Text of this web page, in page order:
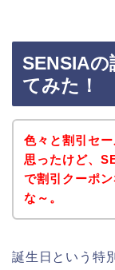
SENSIA
てみた！
色々と割引セ
思ったけど、
で割引クーポ
な～。
誕生日という特